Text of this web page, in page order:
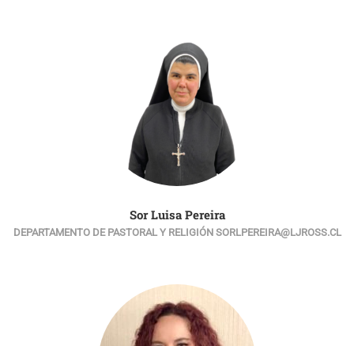
Sor Luisa Pereira
DEPARTAMENTO DE PASTORAL Y RELIGIÓN SORLPEREIRA@LJROSS.CL